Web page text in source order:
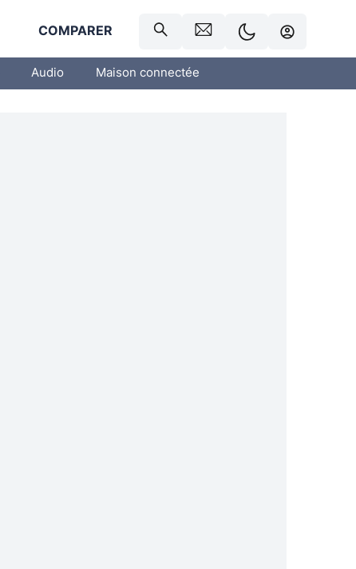
COMPARER
Audio Maison connectée